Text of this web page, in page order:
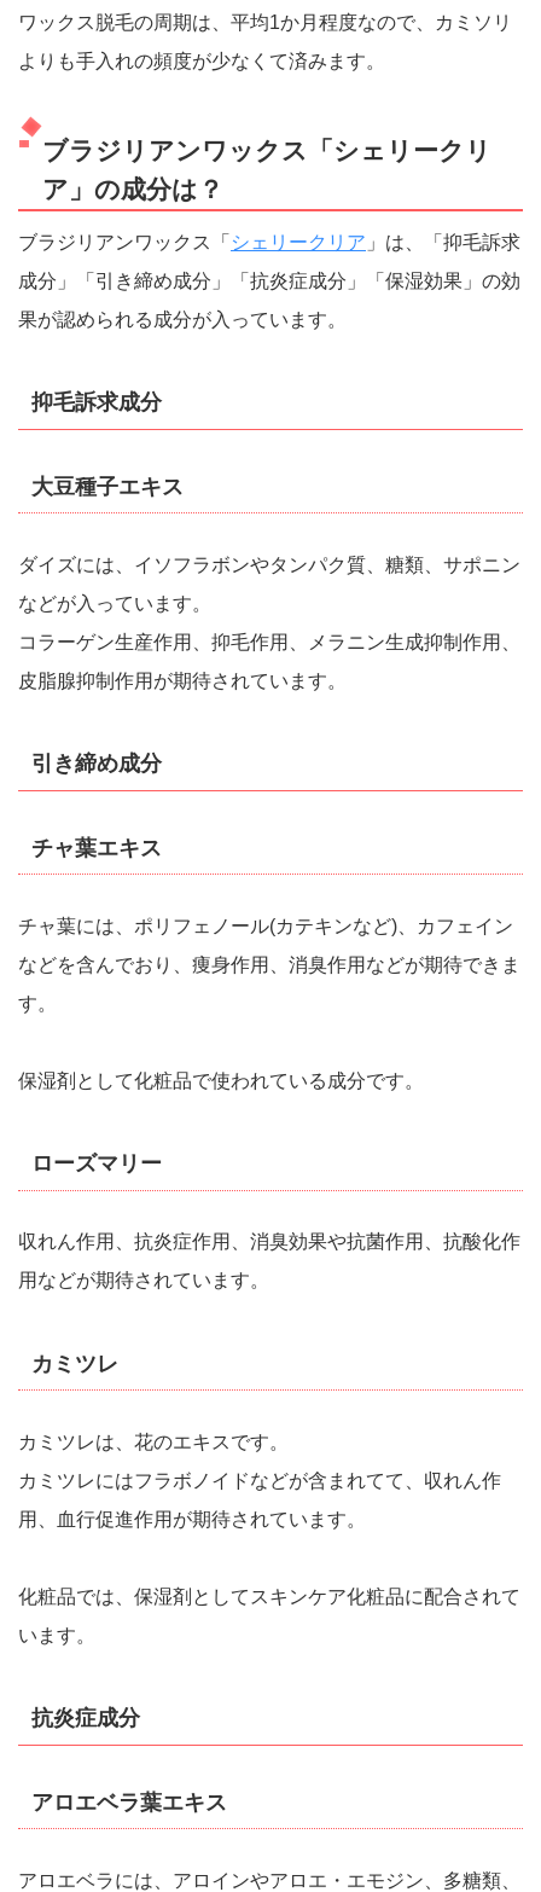
ワックス脱毛の周期は、平均1か月程度なので、カミソリ
よりも手入れの頻度が少なくて済みます。
ブラジリアンワックス「シェリークリ
ア」の成分は？
ブラジリアンワックス「 シェリークリア 」は、「抑毛訴求
成分」「引き締め成分」「抗炎症成分」「保湿効果」の効
果が認められる成分が入っています。
抑毛訴求成分
大豆種子エキス
ダイズには、イソフラボンやタンパク質、糖類、サポニン
などが入っています。
コラーゲン生産作用、抑毛作用、メラニン生成抑制作用、
皮脂腺抑制作用が期待されています。
引き締め成分
チャ葉エキス
チャ葉には、ポリフェノール(カテキンなど)、カフェイン
などを含んでおり、痩身作用、消臭作用などが期待できま
す。
保湿剤として化粧品で使われている成分です。
ローズマリー
収れん作用、抗炎症作用、消臭効果や抗菌作用、抗酸化作
用などが期待されています。
カミツレ
カミツレは、花のエキスです。
カミツレにはフラボノイドなどが含まれてて、収れん作
用、血行促進作用が期待されています。
化粧品では、保湿剤としてスキンケア化粧品に配合されて
います。
抗炎症成分
アロエベラ葉エキス
アロエベラには、アロインやアロエ・エモジン、多糖類、